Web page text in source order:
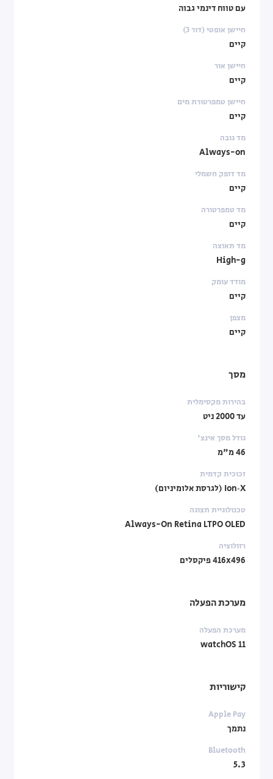
עם טווח דינמי גבוה
חיישן אופטי (דור 3)
קיים
חיישן אור
קיים
חיישן טמפרטורת מים
קיים
מד גובה
Always-on
מד דופק חשמלי
קיים
מד טמפרטורה
קיים
מד תאוצה
High-g
מודד עומק
קיים
מצפן
קיים
מסך
בהירות מקסימלית
עד 2000 ניט
גודל מסך אינצ'
46 מ"מ
זכוכית קדמית
Ion‑X (לגרסת אלומיניום)
טכנולוגיית תצוגה
Always-On Retina LTPO OLED
רזולוציה
416x496 פיקסלים
מערכת הפעלה
מערכת הפעלה
watchOS 11
קישוריות
Apple Pay
נתמך
Bluetooth
5.3